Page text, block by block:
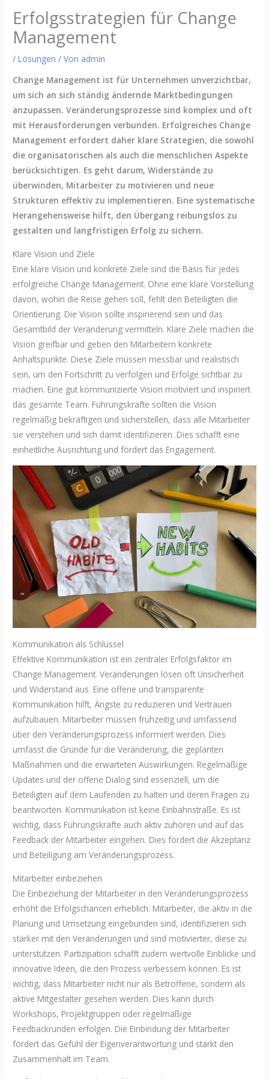
Erfolgsstrategien für Change
Management
/Lösungen / Von admin
Change Management ist für Unternehmen unverzichtbar,
um sich an sich ständig ändernde Marktbedingungen
anzupassen. Veränderungsprozesse sind komplex und oft
mit Herausforderungen verbunden. Erfolgreiches Change
Management erfordert daher klare Strategien, die sowohl
die organisatorischen als auch die menschlichen Aspekte
berücksichtigen. Es geht darum, Widerstände zu
überwinden, Mitarbeiter zu motivieren und neue
Strukturen effektiv zu implementieren. Eine systematische
Herangehensweise hilft, den Übergang reibungslos zu
gestalten und langfristigen Erfolg zu sichern.
Klare Vision und Ziele
Eine klare Vision und konkrete Ziele sind die Basis für jedes
erfolgreiche Change Management. Ohne eine klare Vorstellung
davon, wohin die Reise gehen soll, fehlt den Beteiligten die
Orientierung. Die Vision sollte inspirierend sein und das
Gesamtbild der Veränderung vermitteln. Klare Ziele machen die
Vision greifbar und geben den Mitarbeitern konkrete
Anhaltspunkte. Diese Ziele müssen messbar und realistisch
sein, um den Fortschritt zu verfolgen und Erfolge sichtbar zu
machen. Eine gut kommunizierte Vision motiviert und inspiriert
das gesamte Team. Führungskräfte sollten die Vision
regelmäßig bekräftigen und sicherstellen, dass alle Mitarbeiter
sie verstehen und sich damit identifizieren. Dies schafft eine
einheitliche Ausrichtung und fördert das Engagement.
Kommunikation als Schlüssel
Effektive Kommunikation ist ein zentraler Erfolgsfaktor im
Change Management. Veränderungen lösen oft Unsicherheit
und Widerstand aus. Eine offene und transparente
Kommunikation hilft, Ängste zu reduzieren und Vertrauen
aufzubauen. Mitarbeiter müssen frühzeitig und umfassend
über den Veränderungsprozess informiert werden. Dies
umfasst die Gründe für die Veränderung, die geplanten
Maßnahmen und die erwarteten Auswirkungen. Regelmäßige
Updates und der offene Dialog sind essenziell, um die
Beteiligten auf dem Laufenden zu halten und deren Fragen zu
beantworten. Kommunikation ist keine Einbahnstraße. Es ist
wichtig, dass Führungskräfte auch aktiv zuhören und auf das
Feedback der Mitarbeiter eingehen. Dies fördert die Akzeptanz
und Beteiligung am Veränderungsprozess.
Mitarbeiter einbeziehen
Die Einbeziehung der Mitarbeiter in den Veränderungsprozess
erhöht die Erfolgschancen erheblich. Mitarbeiter, die aktiv in die
Planung und Umsetzung eingebunden sind, identifizieren sich
stärker mit den Veränderungen und sind motivierter, diese zu
unterstützen. Partizipation schafft zudem wertvolle Einblicke und
innovative Ideen, die den Prozess verbessern können. Es ist
wichtig, dass Mitarbeiter nicht nur als Betroffene, sondern als
aktive Mitgestalter gesehen werden. Dies kann durch
Workshops, Projektgruppen oder regelmäßige
Feedbackrunden erfolgen. Die Einbindung der Mitarbeiter
fördert das Gefühl der Eigenverantwortung und stärkt den
Zusammenhalt im Team.